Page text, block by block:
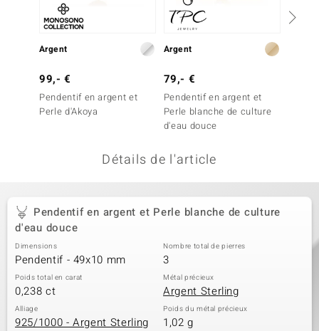
Argent
99,- €
Pendentif en argent et
Perle d'Akoya
Argent
79,- €
Pendentif en argent et
Perle blanche de culture
d'eau douce
Détails de l'article
Pendentif en argent et Perle blanche de culture
d'eau douce
Dimensions
Pendentif - 49x10 mm
Nombre total de pierres
3
Poids total en carat
0,238 ct
Métal précieux
Argent Sterling
Alliage
925/1000 - Argent Sterling
Poids du métal précieux
1,02 g